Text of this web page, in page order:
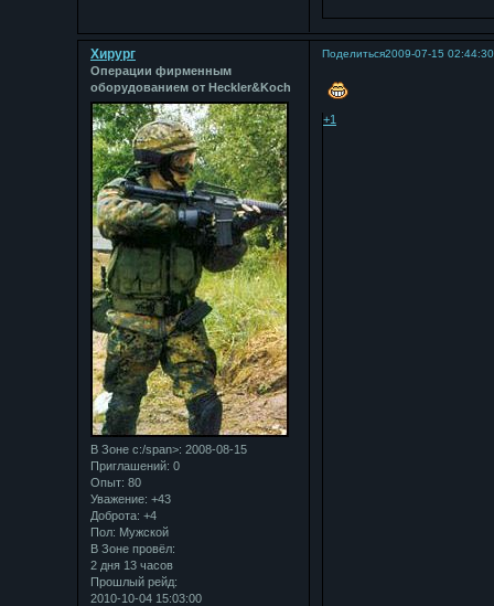
Поделиться2009-07-15 02:44:30
Хирург
Операции фирменным
оборудованием от Heckler&Koch
В Зоне с:/span>: 2008-08-15
Приглашений: 0
Опыт: 80
Уважение: +43
Доброта: +4
Пол: Мужской
В Зоне провёл:
2 дня 13 часов
Прошлый рейд:
2010-10-04 15:03:00
+1